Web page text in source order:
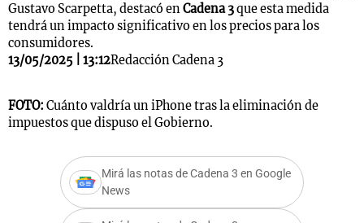
Gustavo Scarpetta, destacó enCadena 3que esta medida
tendrá un impacto significativo en los precios para los
consumidores.
13/05/2025 | 13:12Redacción Cadena 3
FOTO: Cuánto valdría un iPhone tras la eliminación de
impuestos que dispuso el Gobierno.
Mirá las notas de Cadena 3 en Google
News